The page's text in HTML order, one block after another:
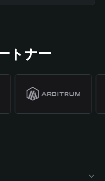
トナー